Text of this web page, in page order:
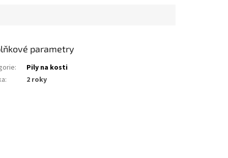
parametry
:
Pily na kosti
: 2 roky